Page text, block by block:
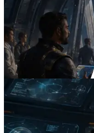
ERPC, x402 지
에이전트가 필
제하는 시대
이 글 읽기